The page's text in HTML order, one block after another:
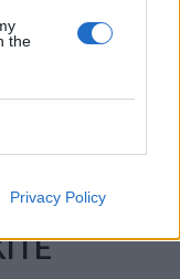
the
Privacy Policy